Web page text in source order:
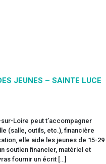
JEUNES – SAINTE LUCE
Loire peut t’accompagner
(salle, outils, etc.), financière
elle aide les jeunes de 15-29
soutien financier, matériel et
fournir un écrit […]